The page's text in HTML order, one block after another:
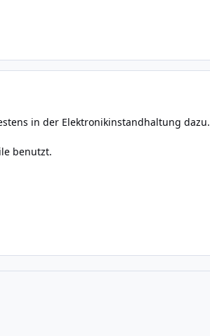
in der Elektronikinstandhaltung dazu.
benutzt.